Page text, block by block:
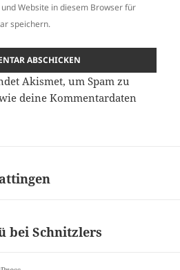
Website in diesem Browser für
speichern.
Akismet, um Spam zu
deine Kommentardaten
bei Schnitzlers